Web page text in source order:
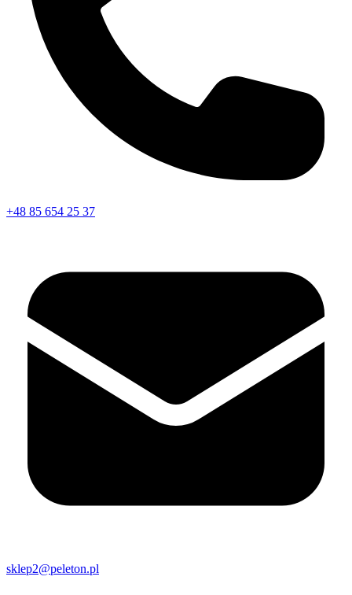
+48 85 654 25 37
sklep2@peleton.pl